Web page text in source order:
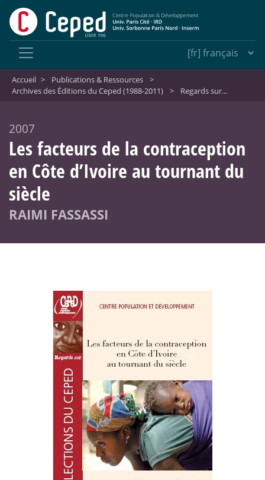
Accueil > Publications & Ressources
>
Archives des Éditions du Ceped (1988-2011)
> Regards sur...
2007
Les facteurs de la contraception
en Côte d’Ivoire au tournant du
siècle
RAIMI FASSASSI